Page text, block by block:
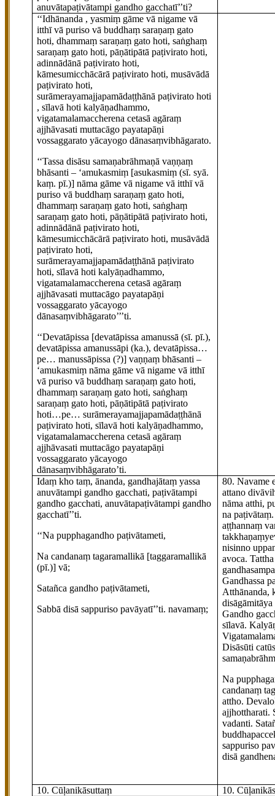
anuvātapaṭivātampi gandho gacchatī’’ti?
‘‘Idhānanda , yasmiṃ gāme vā nigame vā
itthī vā puriso vā buddhaṃ saraṇaṃ gato
hoti, dhammaṃ saraṇaṃ gato hoti, saṅghaṃ
saraṇaṃ gato hoti, pāṇātipātā paṭivirato hoti,
adinnādānā paṭivirato hoti,
kāmesumicchācārā paṭivirato hoti, musāvādā
paṭivirato hoti,
surāmerayamajjapamādaṭṭhānā paṭivirato hoti
, sīlavā hoti kalyāṇadhammo,
vigatamalamaccherena cetasā agāraṃ
ajjhāvasati muttacāgo payatapāṇi
vossaggarato yācayogo dānasaṃvibhāgarato.
‘‘Tassa disāsu samaṇabrāhmaṇā vaṇṇaṃ
bhāsanti – ‘amukasmiṃ [asukasmiṃ (sī. syā.
kaṃ. pī.)]nāma gāme vā nigame vā itthī vā
puriso vā buddhaṃ saraṇaṃ gato hoti,
dhammaṃ saraṇaṃ gato hoti, saṅghaṃ
saraṇaṃ gato hoti, pāṇātipātā paṭivirato hoti,
adinnādānā paṭivirato hoti,
kāmesumicchācārā paṭivirato hoti, musāvādā
paṭivirato hoti,
surāmerayamajjapamādaṭṭhānā paṭivirato
hoti, sīlavā hoti kalyāṇadhammo,
vigatamalamaccherena cetasā agāraṃ
ajjhāvasati muttacāgo payatapāṇi
vossaggarato yācayogo
dānasaṃvibhāgarato’’’ti.
‘‘Devatāpissa [devatāpissa amanussā (sī. pī.),
devatāpissa amanussāpi (ka.), devatāpissa…
pe… manussāpissa (?)]vaṇṇaṃ bhāsanti –
‘amukasmiṃ nāma gāme vā nigame vā itthī
vā puriso vā buddhaṃ saraṇaṃ gato hoti,
dhammaṃ saraṇaṃ gato hoti, saṅghaṃ
saraṇaṃ gato hoti, pāṇātipātā paṭivirato
hoti…pe… surāmerayamajjapamādaṭṭhānā
paṭivirato hoti, sīlavā hoti kalyāṇadhammo,
vigatamalamaccherena cetasā agāraṃ
ajjhāvasati muttacāgo payatapāṇi
vossaggarato yācayogo
dānasaṃvibhāgarato’ti.
Idaṃ kho taṃ, ānanda, gandhajātaṃ yassa
anuvātampi gandho gacchati, paṭivātampi
gandho gacchati, anuvātapaṭivātampi gandho
gacchatī’’ti.
‘‘Na pupphagandho paṭivātameti,
Na candanaṃ tagaramallikā [taggaramallikā
(pī.)]vā;
Satañca gandho paṭivātameti,
Sabbā disā sappuriso pavāyatī’’ti. navamaṃ;
80. Navame
attano
nāma atthi,
na
aṭṭhannaṃ
nisinno
avoca.
Gandhassa
Atthānanda,
Gandho
sīlavā.
Disāsūti
Na
candanaṃ
attho.
ajjhottharati.
vadanti.
sappuriso
disā
10. Cūḷanikāsuttaṃ
10.